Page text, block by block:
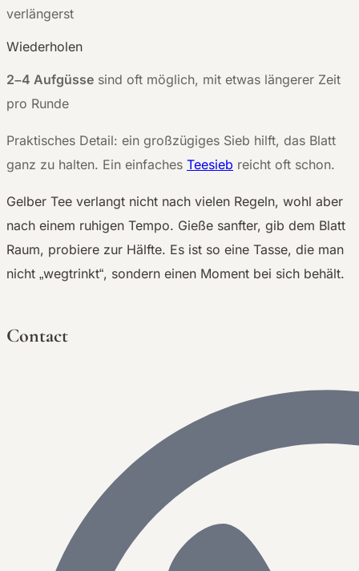
verlängerst
Wiederholen
2–4 Aufgüsse sind oft möglich, mit etwas längerer Zeit
pro Runde
Praktisches Detail: ein großzügiges Sieb hilft, das Blatt
ganz zu halten. Ein einfaches Teesieb reicht oft schon.
Gelber Tee verlangt nicht nach vielen Regeln, wohl aber
nach einem ruhigen Tempo. Gieße sanfter, gib dem Blatt
Raum, probiere zur Hälfte. Es ist so eine Tasse, die man
nicht „wegtrinkt“, sondern einen Moment bei sich behält.
Contact